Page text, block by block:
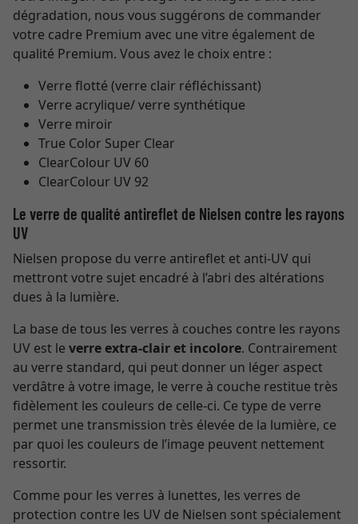
dégradation, nous vous suggérons de commander
votre cadre Premium avec une vitre également de
qualité Premium. Vous avez le choix entre :
Verre flotté (verre clair réfléchissant)
Verre acrylique/ verre synthétique
Verre miroir
True Color Super Clear
ClearColour UV 60
ClearColour UV 92
Le verre de qualité antireflet de Nielsen contre les rayons
UV
Nielsen propose du verre antireflet et anti-UV qui
mettront votre sujet encadré à l’abri des altérations
dues à la lumière.
La base de tous les verres à couches contre les rayons
UV est le verre extra-clair et incolore. Contrairement
au verre standard, qui peut donner un léger aspect
verdâtre à votre image, le verre à couche restitue très
fidèlement les couleurs de celle-ci. Ce type de verre
permet une transmission très élevée de la lumière, ce
par quoi les couleurs de l’image peuvent nettement
ressortir.
Comme pour les verres à lunettes, les verres de
protection contre les UV de Nielsen sont spécialement